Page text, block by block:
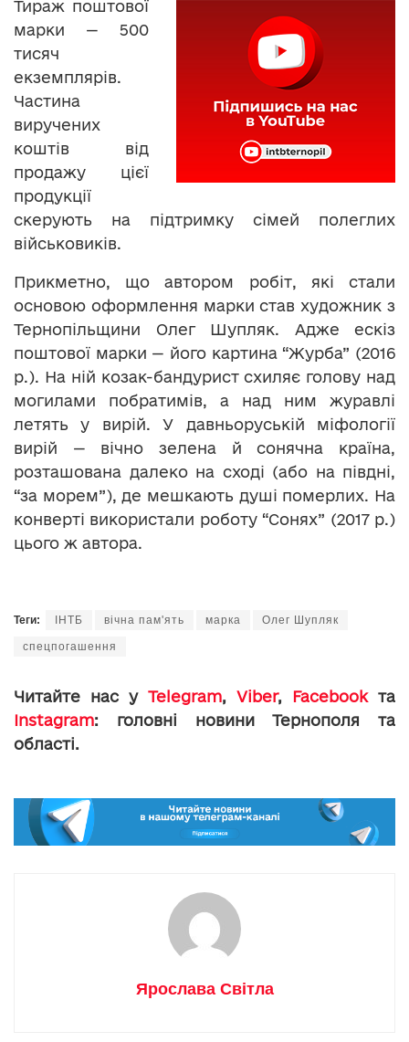
Тираж поштової
марки — 500
тисяч
екземплярів.
Частина
виручених
коштів від
продажу цієї
продукції
скерують на підтримку сімей полеглих
військовиків.
Прикметно, що автором робіт, які стали
основою оформлення марки став художник з
Тернопільщини Олег Шупляк. Адже ескіз
поштової марки — його картина “Журба” (2016
р.). На ній козак-бандурист схиляє голову над
могилами побратимів, а над ним журавлі
летять у вирій. У давньоруській міфології
вирій — вічно зелена й сонячна країна,
розташована далеко на сході (або на півдні,
“за морем”), де мешкають душі померлих. На
конверті використали роботу “Сонях” (2017 р.)
цього ж автора.
Теги: ІНТБ вічна пам'ять марка Олег Шупляк
спецпогашення
Читайте нас у Telegram, Viber, Facebookта
Instagram: головні новини Тернополя та
області.
Ярослава Світла